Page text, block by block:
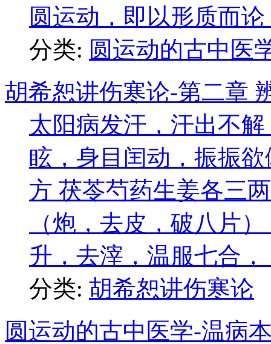
圆运动，即以形质而论
分类: 圆运动的古中医
胡希恕讲伤寒论-第二章
太阳病发汗，汗出不
眩，身目闰动，振振
方 茯苓芍药生姜各三
（炮，去皮，破八片
升，去滓，温服七合，
分类: 胡希恕讲伤寒论
圆运动的古中医学-温病